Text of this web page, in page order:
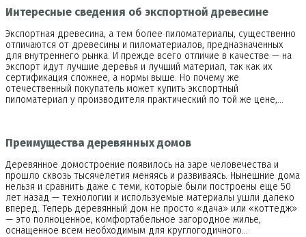
Интересные сведения об экспортной древесине
Экспортная древесина, а тем более пиломатериалы, существенно
отличаются от древесины и пиломатериалов, предназначенных
для внутреннего рынка. И прежде всего отличие в качестве — на
экспорт идут лучшие деревья и лучший материал, так как их
сертификация сложнее, а нормы выше. Но почему же
отечественный покупатель может купить экспортный
пиломатериал у производителя практический по той же цене,…
Преимущества деревянных домов
Деревянное домостроение появилось на заре человечества и
прошло сквозь тысячелетия меняясь и развиваясь. Нынешние дома
нельзя и сравнить даже с теми, которые были построены еще 50
лет назад — технологии и используемые материалы ушли далеко
вперед. Теперь деревянный дом не просто «дача» или «коттедж»
— это полноценное, комфортабельное загородное жилье,
оснащенное всем необходимым для круглогодичного…